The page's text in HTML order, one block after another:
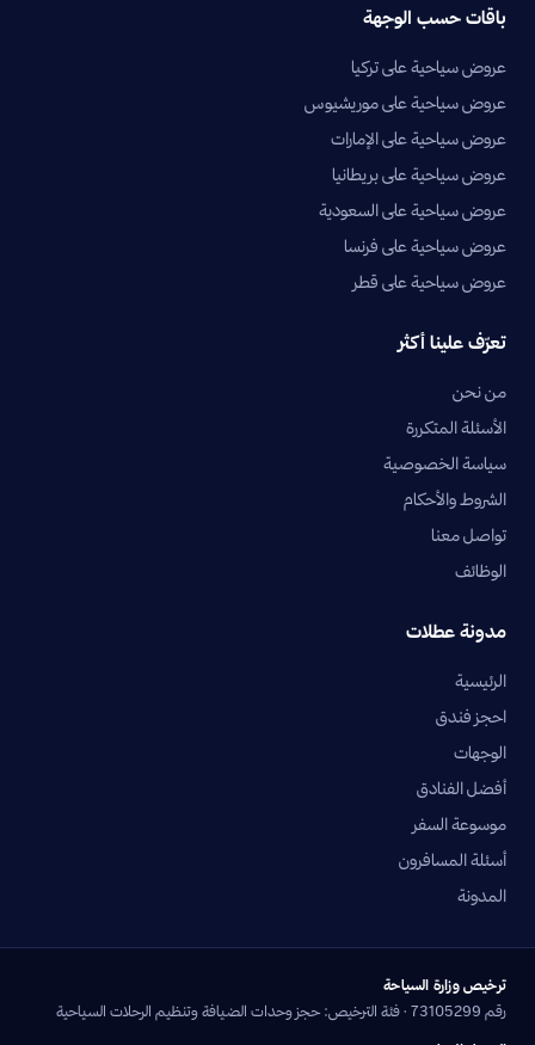
باقات حسب الوجهة
عروض سياحية على تركيا
عروض سياحية على موريشيوس
عروض سياحية على الإمارات
عروض سياحية على بريطانيا
عروض سياحية على السعودية
عروض سياحية على فرنسا
عروض سياحية على قطر
تعرّف علينا أكثر
من نحن
الأسئلة المتكررة
سياسة الخصوصية
الشروط والأحكام
تواصل معنا
الوظائف
مدونة عطلات
الرئيسية
احجز فندق
الوجهات
أفضل الفنادق
موسوعة السفر
أسئلة المسافرون
المدونة
ترخيص وزارة السياحة
رقم 73105299 · فئة الترخيص: حجز وحدات الضيافة وتنظيم الرحلات السياحية